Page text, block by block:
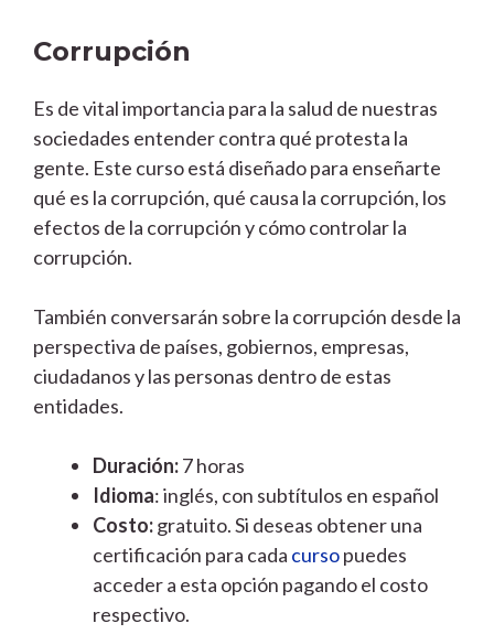
Corrupción
Es de vital importancia para la salud de nuestras
sociedades entender contra qué protesta la
gente. Este curso está diseñado para enseñarte
qué es la corrupción, qué causa la corrupción, los
efectos de la corrupción y cómo controlar la
corrupción.
También conversarán sobre la corrupción desde la
perspectiva de países, gobiernos, empresas,
ciudadanos y las personas dentro de estas
entidades.
Duración:7 horas
Idioma: inglés, con subtítulos en español
Costo:gratuito. Si deseas obtener una
certificación para cada cursopuedes
acceder a esta opción pagando el costo
respectivo.